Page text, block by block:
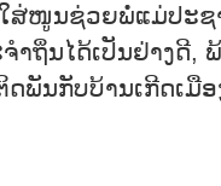
ສ່​ໜູນ​ຊ່ວຍ​ພໍ່​ແມ່​ປະ​
ຳ​ຖິ່ນ​ໄດ້​ເປັນ​ຢ່າງ​
ດ​ພັນ​ກັບ​ບ້ານ​ເກີດ​ເມືອ